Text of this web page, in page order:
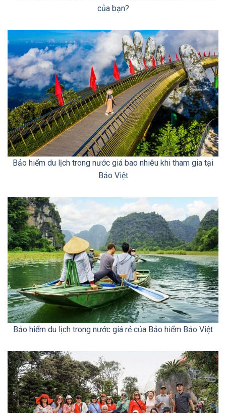
của bạn?
Bảo hiểm du lịch trong nước giá bao nhiêu khi tham gia tại
Bảo Việt
Bảo hiểm du lịch trong nước giá rẻ của Bảo hiểm Bảo Việt